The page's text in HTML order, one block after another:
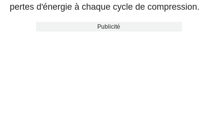
pertes d'énergie à chaque cycle de compression.
Publicité